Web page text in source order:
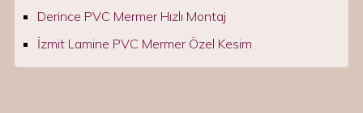
Derince PVC Mermer Hızlı Montaj
İzmit Lamine PVC Mermer Özel Kesim